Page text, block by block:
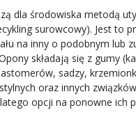
dla środowiska metodą
surowcowy). Jest to
na inny o podobnym lub
składają się z gumy
sadzy,
oraz innych
opcji na ponowne ich